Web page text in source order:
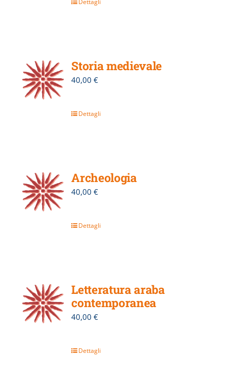
Storia medievale
40,00€
Dettagli
Archeologia
40,00€
Dettagli
Letteratura araba
contemporanea
40,00€
Dettagli